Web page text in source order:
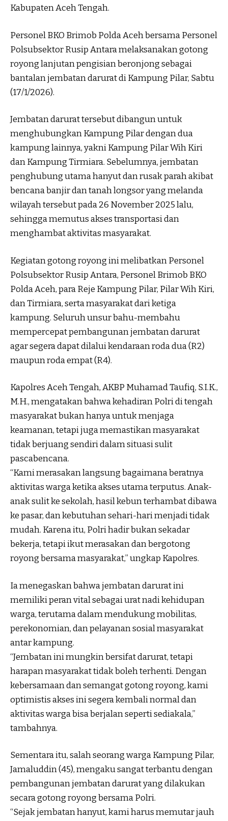
Kabupaten Aceh Tengah.
Personel BKO Brimob Polda Aceh bersama Personel
Polsubsektor Rusip Antara melaksanakan gotong
royong lanjutan pengisian beronjong sebagai
bantalan jembatan darurat di Kampung Pilar, Sabtu
(17/1/2026).
Jembatan darurat tersebut dibangun untuk
menghubungkan Kampung Pilar dengan dua
kampung lainnya, yakni Kampung Pilar Wih Kiri
dan Kampung Tirmiara. Sebelumnya, jembatan
penghubung utama hanyut dan rusak parah akibat
bencana banjir dan tanah longsor yang melanda
wilayah tersebut pada 26 November 2025 lalu,
sehingga memutus akses transportasi dan
menghambat aktivitas masyarakat.
Kegiatan gotong royong ini melibatkan Personel
Polsubsektor Rusip Antara, Personel Brimob BKO
Polda Aceh, para Reje Kampung Pilar, Pilar Wih Kiri,
dan Tirmiara, serta masyarakat dari ketiga
kampung. Seluruh unsur bahu-membahu
mempercepat pembangunan jembatan darurat
agar segera dapat dilalui kendaraan roda dua (R2)
maupun roda empat (R4).
Kapolres Aceh Tengah, AKBP Muhamad Taufiq, S.I.K.,
M.H., mengatakan bahwa kehadiran Polri di tengah
masyarakat bukan hanya untuk menjaga
keamanan, tetapi juga memastikan masyarakat
tidak berjuang sendiri dalam situasi sulit
pascabencana.
“Kami merasakan langsung bagaimana beratnya
aktivitas warga ketika akses utama terputus. Anak-
anak sulit ke sekolah, hasil kebun terhambat dibawa
ke pasar, dan kebutuhan sehari-hari menjadi tidak
mudah. Karena itu, Polri hadir bukan sekadar
bekerja, tetapi ikut merasakan dan bergotong
royong bersama masyarakat,” ungkap Kapolres.
Ia menegaskan bahwa jembatan darurat ini
memiliki peran vital sebagai urat nadi kehidupan
warga, terutama dalam mendukung mobilitas,
perekonomian, dan pelayanan sosial masyarakat
antar kampung.
“Jembatan ini mungkin bersifat darurat, tetapi
harapan masyarakat tidak boleh terhenti. Dengan
kebersamaan dan semangat gotong royong, kami
optimistis akses ini segera kembali normal dan
aktivitas warga bisa berjalan seperti sediakala,”
tambahnya.
Sementara itu, salah seorang warga Kampung Pilar,
Jamaluddin (45), mengaku sangat terbantu dengan
pembangunan jembatan darurat yang dilakukan
secara gotong royong bersama Polri.
“Sejak jembatan hanyut, kami harus memutar jauh